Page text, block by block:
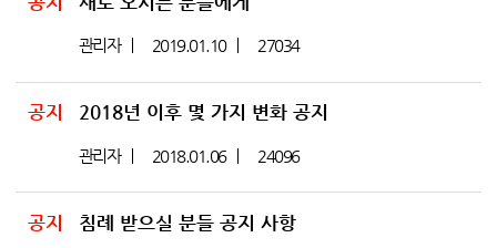
관리자 2019.01.10 27034
공지 2018년 이후 몇 가지 변화 공지
관리자 2018.01.06 24096
공지 침례 받으실 분들 공지 사항